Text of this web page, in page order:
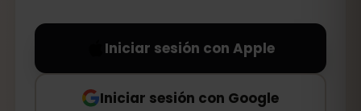
Iniciar sesión con Apple
Iniciar sesión con Google